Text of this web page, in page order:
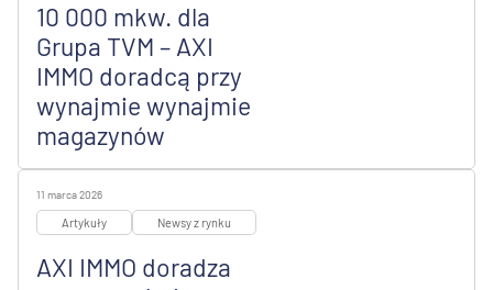
10 000 mkw. dla
Grupa TVM – AXI
IMMO doradcą przy
wynajmie wynajmie
magazynów
11 marca 2026
Artykuły Newsy z rynku
AXI IMMO doradza